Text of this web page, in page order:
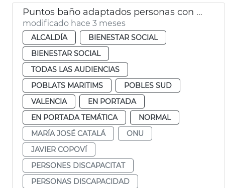
Puntos baño adaptados personas con parálisis cerebral València
modificado hace 3 meses
ALCALDÍA
BIENESTAR SOCIAL
BIENESTAR SOCIAL
TODAS LAS AUDIENCIAS
POBLATS MARITIMS
POBLES SUD
VALENCIA
EN PORTADA
EN PORTADA TEMÁTICA
NORMAL
MARÍA JOSÉ CATALÁ
ONU
JAVIER COPOVÍ
PERSONES DISCAPACITAT
PERSONAS DISCAPACIDAD